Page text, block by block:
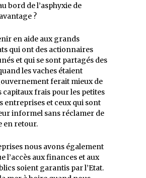
bord de l’asphyxie de
?
en aide aux grands
qui ont des actionnaires
et qui se sont partagés des
les vaches étaient
ferait mieux de
capitaux frais pour les petites
entreprises et ceux qui sont
informel sans réclamer de
en retour.
nous avons également
l’accès aux finances et aux
soient garantis par l’Etat.